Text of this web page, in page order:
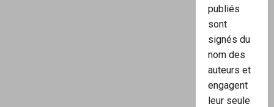
publiés
sont
signés du
nom des
auteurs et
engagent
leur seule